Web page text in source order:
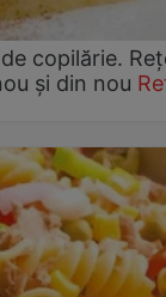
copilărie.
și din nou